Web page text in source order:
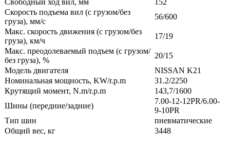
Скорость подъема вил (с грузом/без
груза), мм/с
56/600
Макс. скорость движения (с грузом/без
груза), км/ч
17/19
Макс. преодолеваемый подъем (с грузом/
без груза), %
20/15
Модель двигателя
NISSAN K21
Номинальная мощность, KW/r.p.m
31.2/2250
Крутящий момент, N.m/r.p.m
143,7/1600
Шины (передние/задние)
7.00-12-12PR/6.00-
9-10PR
Тип шин
пневматические
Общий вес, кг
3448